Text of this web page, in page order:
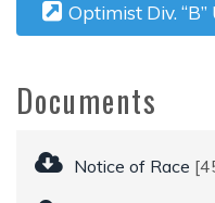
Optimist Div.
Documents
Notice of Race